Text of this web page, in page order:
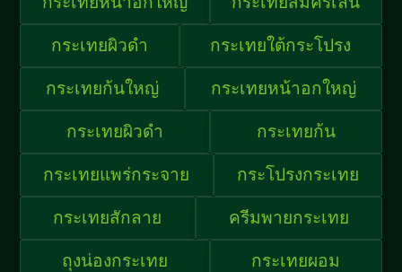
กระเทยผิวดำ กระเทยใต้กระโปรง
กระเทยก้นใหญ่ กระเทยหน้าอกใหญ่
กระเทยผิวดำ กระเทยก้น
กระเทยแพร่กระจาย กระโปรงกระเทย
กระเทยสักลาย ครีมพายกระเทย
ถุงน่องกระเทย กระเทยผอม